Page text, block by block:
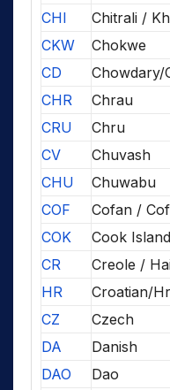
CHI
Chitrali /
CKW
Chokwe
CD
Chowdary/
CHR
Chrau
CRU
Chru
CV
Chuvash
CHU
Chuwabu
COF
Cofan /
COK
Cook
CR
Creole /
HR
Croatian/
CZ
Czech
DA
Danish
DAO
Dao